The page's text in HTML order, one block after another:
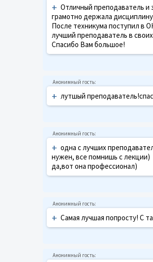
+ Отличный преподаватель и
грамотно держала
После техникума поступил в
лучший преподаватель в
Спасибо Вам большое!
+ лутшый
+ одна с лучших
нужен, все помнишь с лекции)
да,вот она профессионал)
+ Самая лучшая попросту! С